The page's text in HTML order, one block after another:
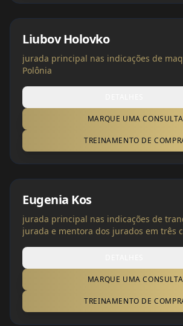
Liubov Holovko
jurada principal nas indicações de
Polônia
MARQUE UMA CONSULTA
TREINAMENTO DE
Eugenia Kos
jurada principal nas indicações de
jurada e mentora dos jurados em três
MARQUE UMA CONSULTA
TREINAMENTO DE